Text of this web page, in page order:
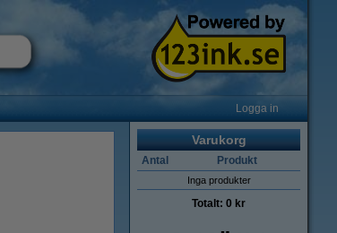
Logga in
Varukorg
Antal Produkt
Inga produkter
Totalt: 0 kr